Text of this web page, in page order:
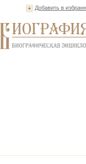
Добавить в